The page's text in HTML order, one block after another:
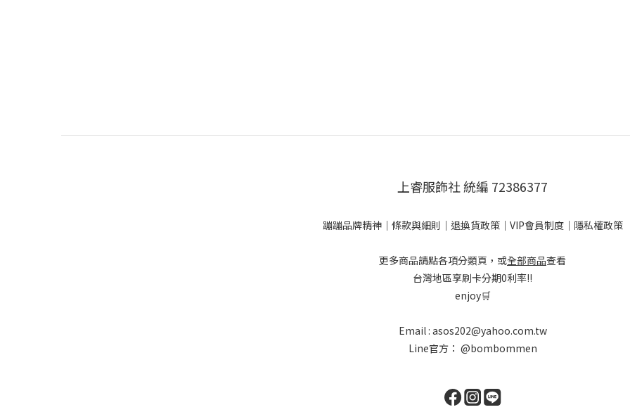
上睿服飾社 統編 72386377
蹦蹦品牌精神｜ 條款與細則 ｜ 退換貨政策｜ VIP會員制度｜ 隱私權政策
更多商品請點各項分類頁，或全部商品查看
台灣地區享刷卡分期0利率!!
enjoy🛒
Email : asos202@yahoo.com.tw
Line官方： @bombommen